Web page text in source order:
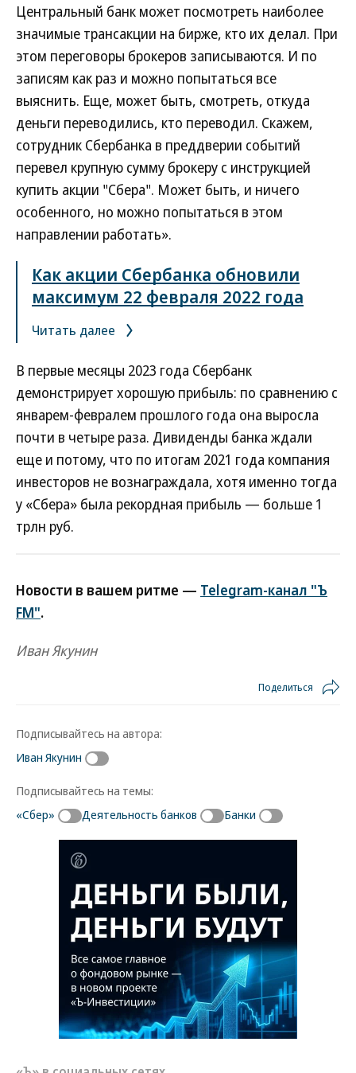
Центральный банк может посмотреть наиболее
значимые трансакции на бирже, кто их делал. При
этом переговоры брокеров записываются. И по
записям как раз и можно попытаться все
выяснить. Еще, может быть, смотреть, откуда
деньги переводились, кто переводил. Скажем,
сотрудник Сбербанка в преддверии событий
перевел крупную сумму брокеру с инструкцией
купить акции "Сбера". Может быть, и ничего
особенного, но можно попытаться в этом
направлении работать».
Как акции Сбербанка обновили
максимум 22 февраля 2022 года
Читать далее
В первые месяцы 2023 года Сбербанк
демонстрирует хорошую прибыль: по сравнению с
январем-февралем прошлого года она выросла
почти в четыре раза. Дивиденды банка ждали
еще и потому, что по итогам 2021 года компания
инвесторов не вознаграждала, хотя именно тогда
у «Сбера» была рекордная прибыль — больше 1
трлн руб.
Новости в вашем ритме — Telegram-канал "Ъ
FM".
Иван Якунин
Поделиться
Подписывайтесь на автора:
Иван Якунин
Подписывайтесь на темы:
«Сбер»
Деятельность банков Банки